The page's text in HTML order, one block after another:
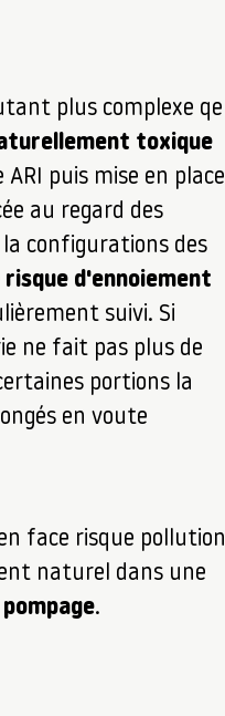
plus complexe qe
toxique
ARI puis mise en place
au regard des
configurations des
risque d'ennoiement
suivi. Si
ne fait pas plus de
portions la
en voute
face risque pollution
naturel dans une
.